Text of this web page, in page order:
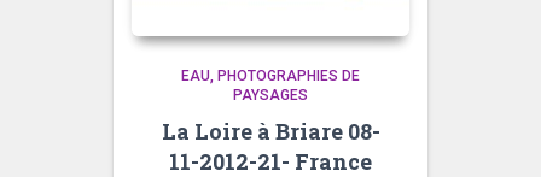
EAU PHOTOGRAPHIES DE
PAYSAGES
La Loire à Briare 08-
11-2012-21- France